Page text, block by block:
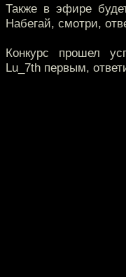
Также в эфире
Набегай, смотри,
Конкурс прошел
Lu_7th первым,